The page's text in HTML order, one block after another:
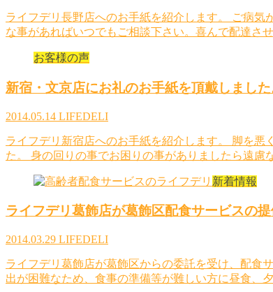
ライフデリ長野店へのお手紙を紹介します。 ご病
な事があればいつでもご相談下さい。喜んで配達さ
お客様の声
新宿・文京店にお礼のお手紙を頂戴しました
2014.05.14 LIFEDELI
ライフデリ新宿店へのお手紙を紹介します。 脚を
た。 身の回りの事でお困りの事がありましたら遠慮
新着情報
ライフデリ葛飾店が葛飾区配食サービスの提
2014.03.29 LIFEDELI
ライフデリ葛飾店が葛飾区からの委託を受け、配食
出が困難なため、食事の準備等が難しい方に昼食、